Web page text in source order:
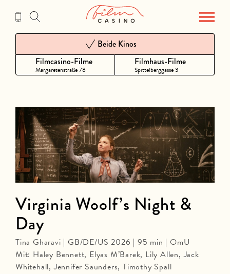
Inhalt
Filmcasino-Filme
Margaretenstraße 78
Beide Kinos
Filmhaus-Filme
Spittelberggasse 3
Virginia Woolf’s Night &
Day
Tina Gharavi | GB/DE/US 2026 | 95 min | OmU
Mit: Haley Bennett, Elyas M’Barek, Lily Allen, Jack
Whitehall, Jennifer Saunders, Timothy Spall